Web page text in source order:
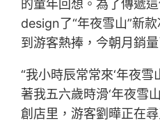
的童年回想。為了傳遞
design了“年夜雪山”新
到游客熱捧，今朝月銷
“我小時辰常常來‘年夜雪
著我五六歲時滑‘年夜雪
創店里，游客劉曄正在